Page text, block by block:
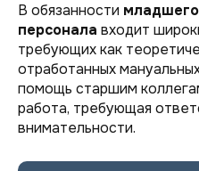
В обязанности
персонала входит
требующих как
отработанных
помощь старшим
работа, требующая
внимательности.